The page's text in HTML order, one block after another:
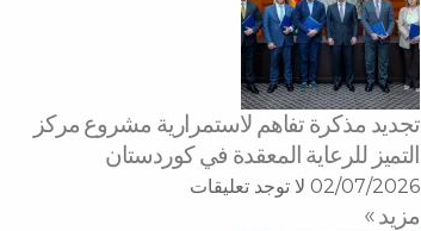
تجديد مذكرة تفاهم لاستمرارية مشروع مركز
التميز للرعاية المعقدة في كوردستان
02/07/2026 لا توجد تعليقات
مزید »